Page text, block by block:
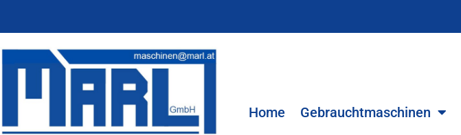
Home Gebrauchtmaschinen